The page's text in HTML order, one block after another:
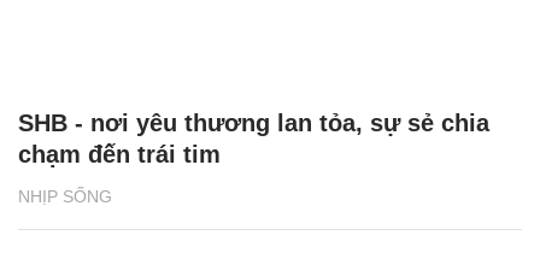
NHỊP SỐNG
SHB - nơi yêu thương lan tỏa, sự sẻ chia
chạm đến trái tim